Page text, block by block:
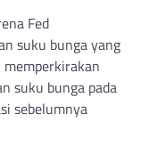
Fed
suku bunga yang
memperkirakan
suku bunga pada
sebelumnya